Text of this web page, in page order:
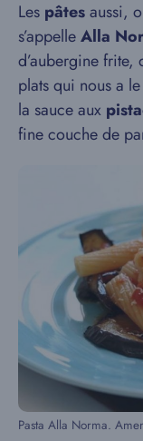
Les pâtesaussi,
s’appelleAlla
d’aubergine frite,
plats qui nous a
la sauce aux
fine couche de
Pasta Alla Norma.